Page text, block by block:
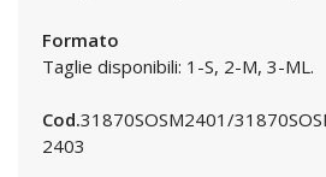
Formato
Taglie disponibili: 1-S, 2-M, 3-ML.
Cod.31870SOSM2401/
2403